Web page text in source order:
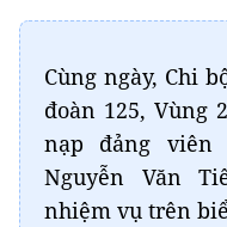
Cùng ngày, Chi
đoàn 125, Vùng
nạp đảng viên
Nguyễn Văn
nhiệm vụ trên